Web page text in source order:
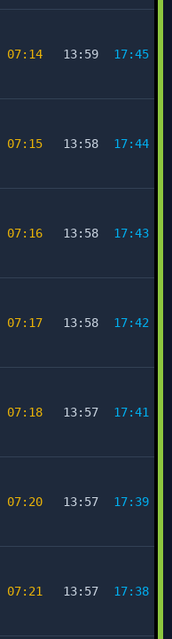
07:14 13:59 17:45
07:15 13:58 17:44
07:16 13:58 17:43
07:17 13:58 17:42
07:18 13:57 17:41
07:20 13:57 17:39
07:21 13:57 17:38